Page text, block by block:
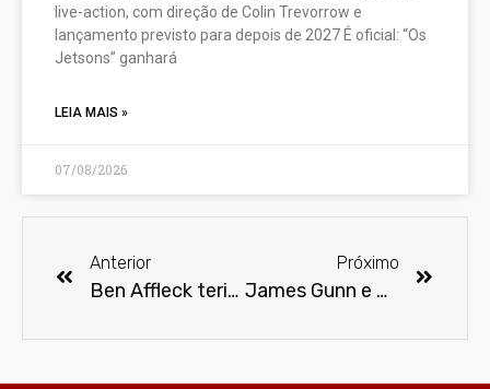
live-action, com direção de Colin Trevorrow e
lançamento previsto para depois de 2027 É oficial: “Os
Jetsons” ganhará
LEIA MAIS »
07/08/2026
Anterior
Ben Affleck teria assinado novo contrato para continuar como Batman
Próximo
James Gunn e Peter Safran são os novos chefes do DC Studios